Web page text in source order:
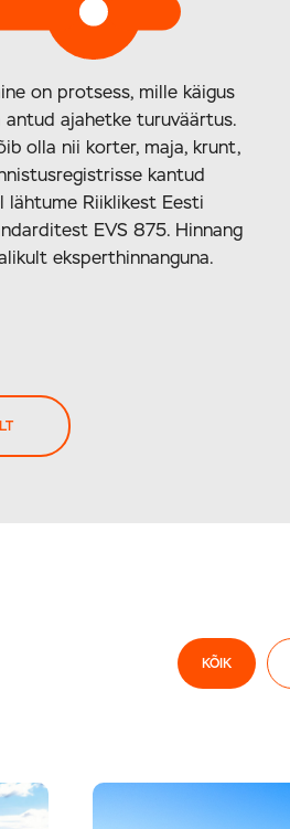
on protsess, mille käigus
antud ajahetke turuväärtus.
olla nii korter, maja, krunt,
kantud
lähtume Riiklikest Eesti
EVS 875. Hinnang
eksperthinnanguna.
KÕIK